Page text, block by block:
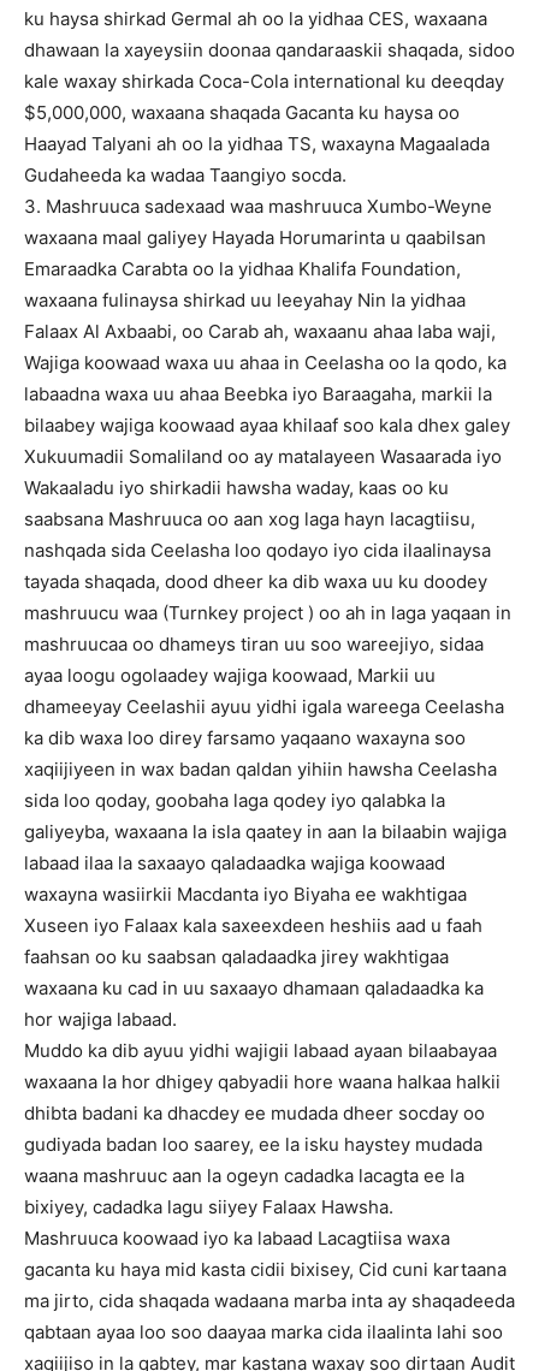
ku haysa shirkad Germal ah oo la yidhaa CES, waxaana
dhawaan la xayeysiin doonaa qandaraaskii shaqada, sidoo
kale waxay shirkada Coca-Cola international ku deeqday
$5,000,000, waxaana shaqada Gacanta ku haysa oo
Haayad Talyani ah oo la yidhaa TS, waxayna Magaalada
Gudaheeda ka wadaa Taangiyo socda.
3. Mashruuca sadexaad waa mashruuca Xumbo-Weyne
waxaana maal galiyey Hayada Horumarinta u qaabilsan
Emaraadka Carabta oo la yidhaa Khalifa Foundation,
waxaana fulinaysa shirkad uu leeyahay Nin la yidhaa
Falaax Al Axbaabi, oo Carab ah, waxaanu ahaa laba waji,
Wajiga koowaad waxa uu ahaa in Ceelasha oo la qodo, ka
labaadna waxa uu ahaa Beebka iyo Baraagaha, markii la
bilaabey wajiga koowaad ayaa khilaaf soo kala dhex galey
Xukuumadii Somaliland oo ay matalayeen Wasaarada iyo
Wakaaladu iyo shirkadii hawsha waday, kaas oo ku
saabsana Mashruuca oo aan xog laga hayn lacagtiisu,
nashqada sida Ceelasha loo qodayo iyo cida ilaalinaysa
tayada shaqada, dood dheer ka dib waxa uu ku doodey
mashruucu waa (Turnkey project ) oo ah in laga yaqaan in
mashruucaa oo dhameys tiran uu soo wareejiyo, sidaa
ayaa loogu ogolaadey wajiga koowaad, Markii uu
dhameeyay Ceelashii ayuu yidhi igala wareega Ceelasha
ka dib waxa loo direy farsamo yaqaano waxayna soo
xaqiijiyeen in wax badan qaldan yihiin hawsha Ceelasha
sida loo qoday, goobaha laga qodey iyo qalabka la
galiyeyba, waxaana la isla qaatey in aan la bilaabin wajiga
labaad ilaa la saxaayo qaladaadka wajiga koowaad
waxayna wasiirkii Macdanta iyo Biyaha ee wakhtigaa
Xuseen iyo Falaax kala saxeexdeen heshiis aad u faah
faahsan oo ku saabsan qaladaadka jirey wakhtigaa
waxaana ku cad in uu saxaayo dhamaan qaladaadka ka
hor wajiga labaad.
Muddo ka dib ayuu yidhi wajigii labaad ayaan bilaabayaa
waxaana la hor dhigey qabyadii hore waana halkaa halkii
dhibta badani ka dhacdey ee mudada dheer socday oo
gudiyada badan loo saarey, ee la isku haystey mudada
waana mashruuc aan la ogeyn cadadka lacagta ee la
bixiyey, cadadka lagu siiyey Falaax Hawsha.
Mashruuca koowaad iyo ka labaad Lacagtiisa waxa
gacanta ku haya mid kasta cidii bixisey, Cid cuni kartaana
ma jirto, cida shaqada wadaana marba inta ay shaqadeeda
qabtaan ayaa loo soo daayaa marka cida ilaalinta lahi soo
xaqiijiso in la qabtey, mar kastana waxay soo dirtaan Audit